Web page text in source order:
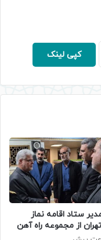
کپی لینک
ستاد اقامه نماز
از مجموعه راه آهن